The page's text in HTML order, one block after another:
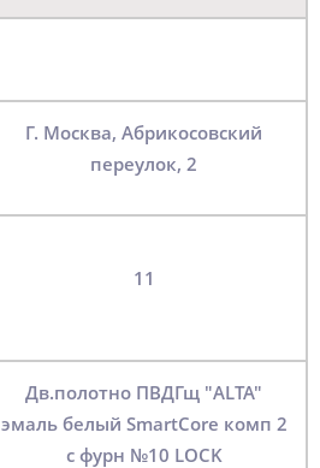
Г. Москва, Абрикосовский
переулок, 2
11
Дв.полотно ПВДГщ "ALTA"
эмаль белый SmartCore комп 2
с фурн №10 LOCK